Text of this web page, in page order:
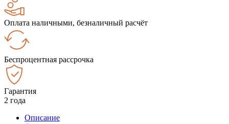
Оплата наличными, безналичный расчёт
Беспроцентная рассрочка
Гарантия
2 года
Описание